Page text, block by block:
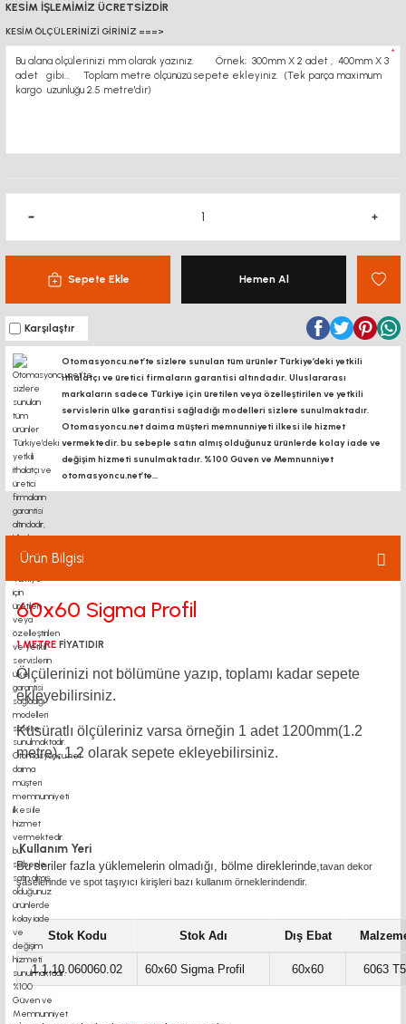
KESİM İŞLEMİMİZ ÜCRETSİZDİR
KESİM ÖLÇÜLERİNİZİ GİRİNİZ ===>
*
Sepete Ekle Hemen Al
Karşılaştır
Otomasyoncu.net’te sizlere sunulan tüm ürünler Türkiye’deki yetkili
ithalatçı ve üretici firmaların garantisi altındadır, Uluslararası
markaların sadece Türkiye için üretilen veya özelleştirilen ve yetkili
servislerin ülke garantisi sağladığı modelleri sizlere sunulmaktadır.
Otomasyoncu.net daima müşteri memnunniyeti ilkesi ile hizmet
vermektedir. bu sebeple satın almış olduğunuz ürünlerde kolay iade ve
değişim hizmeti sunulmaktadır. %100 Güven ve Memnunniyet
otomasyoncu.net’te...
Ürün Bilgisi
60x60 Sigma Profil
1 METRE FİYATIDIR
Ölçülerinizi not bölümüne yazıp, toplamı kadar sepete
ekleyebilirsiniz.
Küsüratlı ölçüleriniz varsa örneğin 1 adet 1200mm(1.2
metre),1.2 olarak sepete ekleyebilirsiniz.
Kullanım Yeri
Bu seriler fazla yüklemelerin olmadığı, bölme direklerinde,tavan dekor
şaselerinde ve spot taşıyıcı kirişleri bazı kullanım örneklerindendir.
Stok Kodu Stok Adı Dış Ebat
1.1.10.060060.02 60x60 Sigma Profil 60x60 6063 T5